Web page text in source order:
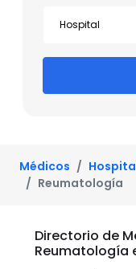
Médicos
Reumatología
Directorio de
Reumatología